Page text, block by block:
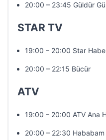
20:00 – 23:45 Güldür
STAR TV
19:00 – 20:00 Star
20:00 – 22:15 Bücür
ATV
19:00 – 20:00 ATV Ana
20:00 – 22:30 Hababam